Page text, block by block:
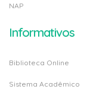
NAP
Informativos
Biblioteca Online
Sistema Acadêmico